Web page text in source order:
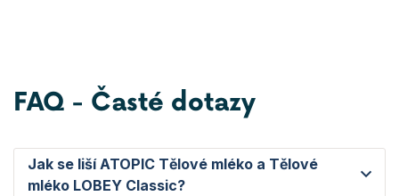
FAQ - Časté dotazy
Jak se liší ATOPIC Tělové mléko a Tělové
mléko LOBEY Classic?